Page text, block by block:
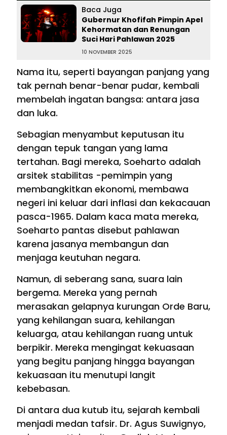
Baca Juga
Gubernur Khofifah Pimpin Apel
Kehormatan dan Renungan
Suci Hari Pahlawan 2025
10 NOVEMBER 2025
Nama itu, seperti bayangan panjang yang
tak pernah benar-benar pudar, kembali
membelah ingatan bangsa: antara jasa
dan luka.
Sebagian menyambut keputusan itu
dengan tepuk tangan yang lama
tertahan. Bagi mereka, Soeharto adalah
arsitek stabilitas -pemimpin yang
membangkitkan ekonomi, membawa
negeri ini keluar dari inflasi dan kekacauan
pasca-1965. Dalam kaca mata mereka,
Soeharto pantas disebut pahlawan
karena jasanya membangun dan
menjaga keutuhan negara.
Namun, di seberang sana, suara lain
bergema. Mereka yang pernah
merasakan gelapnya kurungan Orde Baru,
yang kehilangan suara, kehilangan
keluarga, atau kehilangan ruang untuk
berpikir. Mereka mengingat kekuasaan
yang begitu panjang hingga bayangan
kekuasaan itu menutupi langit
kebebasan.
Di antara dua kutub itu, sejarah kembali
menjadi medan tafsir. Dr. Agus Suwignyo,